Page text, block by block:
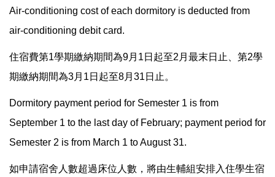
Air-conditioning cost of each dormitory is deducted from
air-conditioning debit card.
住宿費第1學期繳納期間為9月 1 日起至2 月最末日止、第2學
期繳納期間為3月 1 日起至8月 31 日止。
Dormitory payment period for Semester 1 is from
September 1 to the last day of February; payment period for
Semester 2 is from March 1 to August 31.
如申請宿舍人數超過床位人數，將由生輔組安排入住學生宿